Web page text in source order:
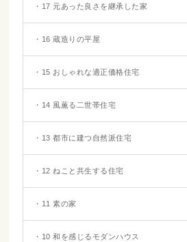
・17 元あった良さを継承した家
・16 蔵造りの平屋
・15 おしゃれな適正価格住宅
・14 風薫る二世帯住宅
・13 都市に建つ自然派住宅
・12 ねこと共生する住宅
・11 素の家
・10 和を感じるモダンハウス